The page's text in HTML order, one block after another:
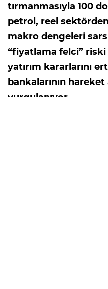
tırmanmasıyla 100
petrol, reel
makro dengeleri
“fiyatlama felci” riski
yatırım kararlarını
bankalarının hareket
vurgulanıyor.